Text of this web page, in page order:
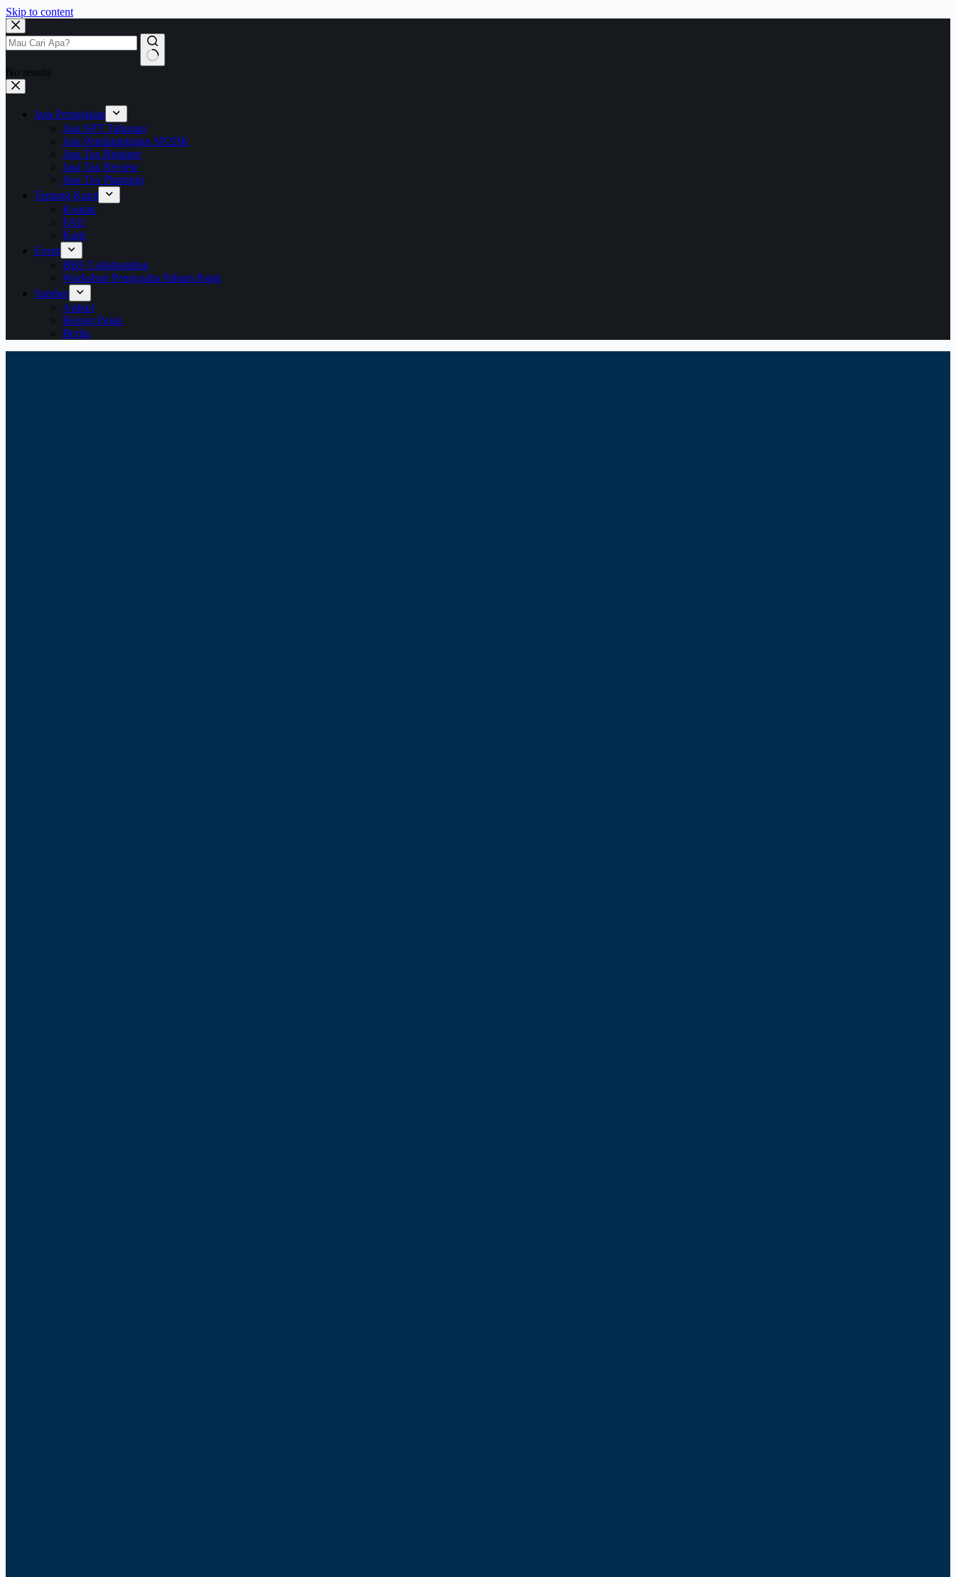
Skip to content
No results
Jasa Perpajakan
Jasa SPT Tahunan
Jasa Pendampingan SP2DK
Jasa Tax Retainer
Jasa Tax Review
Jasa Tax Planning
Tentang Kami
Kontak
FAQ
Karir
Event
BBF Collaboration
Workshop Pengusaha Paham Pajak
Sumber
Artikel
Belajar Pajak
Berita